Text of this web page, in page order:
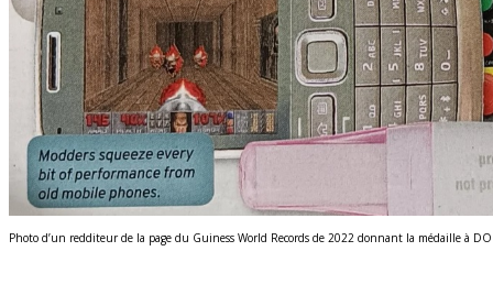
Photo d’un redditeur de la page du Guiness World Records de 2022 donnant la médaille à